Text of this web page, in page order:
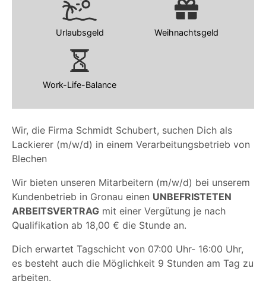
Wir, die Firma Schmidt Schubert, suchen Dich als
Lackierer (m/w/d) in einem Verarbeitungsbetrieb von
Blechen
Wir bieten unseren Mitarbeitern (m/w/d) bei unserem
Kundenbetrieb in Gronau einen UNBEFRISTETEN
ARBEITSVERTRAG mit einer Vergütung je nach
Qualifikation ab 18,00 € die Stunde an.
Dich erwartet Tagschicht von 07:00 Uhr- 16:00 Uhr,
es besteht auch die Möglichkeit 9 Stunden am Tag zu
arbeiten.
Urlaubsgeld Weihnachtsgeld
Work-Life-Balance